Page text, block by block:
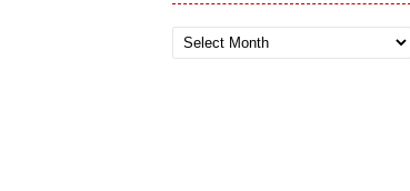
Arquivo